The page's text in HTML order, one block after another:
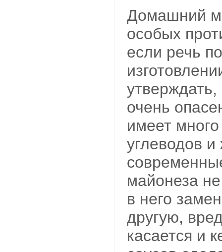
Домашний
особых
если речь
утверждать,
очень
имеет
углеводов
майонеза
в него
другую,
касается и